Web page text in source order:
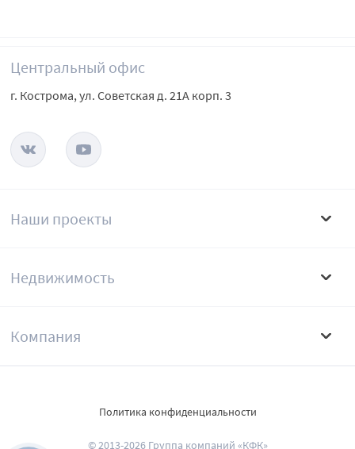
Наши проекты
Недвижимость
Компания
Центральный офис
г. Кострома, ул. Советская д. 21А корп. 3
© 2013-2026 Группа компаний «КФК»
Политика конфиденциальности